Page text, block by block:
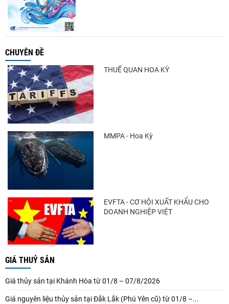
CHUYÊN ĐỀ
THUẾ QUAN HOA KỲ
MMPA - Hoa Kỳ
EVFTA - CƠ HỘI XUẤT KHẨU CHO
DOANH NGHIỆP VIỆT
GIÁ THUỶ SẢN
Giá thủy sản tại Khánh Hòa từ 01/8 – 07/8/2026
Giá nguyên liệu thủy sản tại Đắk Lắk (Phú Yên cũ) từ 01/8 –...